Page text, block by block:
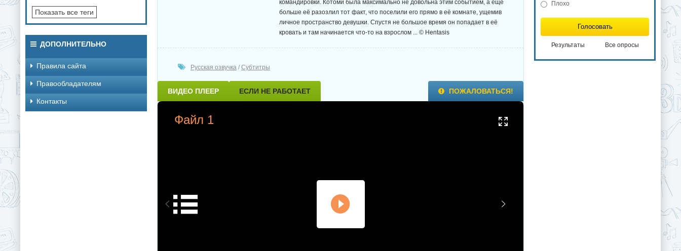
командировки. Котоми была максимально не довольна этим событием, а еще
больше её разозлил тот факт, что поселили его прямо в её комнате, ущемив
личное пространство девушки. Спустя не большое время он попадает в её
кровать и там начинается что-то на взрослом ... © Hentasis
Русская озвучка / Субтитры
ВИДЕО ПЛЕЕР ЕСЛИ НЕ РАБОТАЕТ ПОЖАЛОВАТЬСЯ!
Файл 1
Показать все теги
ДОПОЛНИТЕЛЬНО
Правила сайта
Правообладателям
Контакты
Плохо
Голосовать
Результаты Все опросы